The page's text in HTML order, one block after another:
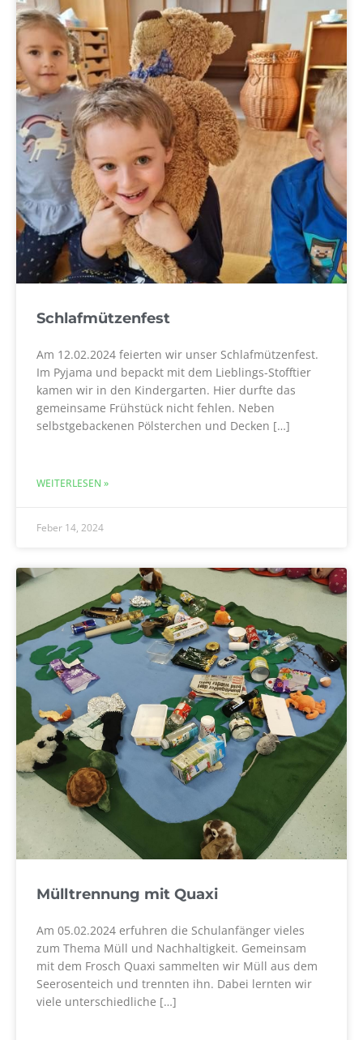
Schlafmützenfest
Am 12.02.2024 feierten wir unser Schlafmützenfest.
Im Pyjama und bepackt mit dem Lieblings-Stofftier
kamen wir in den Kindergarten. Hier durfte das
gemeinsame Frühstück nicht fehlen. Neben
selbstgebackenen Pölsterchen und Decken […]
WEITERLESEN »
Feber 14, 2024
Mülltrennung mit Quaxi
Am 05.02.2024 erfuhren die Schulanfänger vieles
zum Thema Müll und Nachhaltigkeit. Gemeinsam
mit dem Frosch Quaxi sammelten wir Müll aus dem
Seerosenteich und trennten ihn. Dabei lernten wir
viele unterschiedliche […]